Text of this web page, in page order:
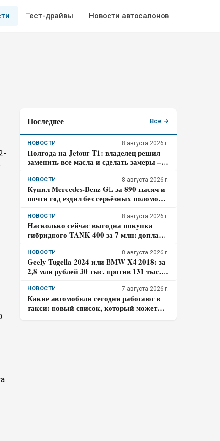
Тест-драйвы Новости автосалонов
Последнее Все →
НОВОСТИ 8 августа 2026 г.
Полгода на Jetour T1: владелец решил
заменить все масла и сделать замеры –
НОВОСТИ 8 августа 2026 г.
Купил Mercedes-Benz GL за 890 тысяч и
почти год ездил без серьёзных поломок:
отзыв владельца
НОВОСТИ 8 августа 2026 г.
Насколько сейчас выгодна покупка
гибридного TANK 400 за 7 млн: доплата
окупится в городе
НОВОСТИ 8 августа 2026 г.
Geely Tugella 2024 или BMW X4 2018: за
2,8 млн рублей 30 тыс. против 131 тыс.
года выше?
НОВОСТИ 7 августа 2026 г.
Какие автомобили сегодня работают в
такси: новый список, который может